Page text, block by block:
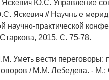
Ю.С. Управление
Яскевич // Научные
научно-практической
2015. С. 75-78.
Уметь вести переговоры:
/ М.М. Лебедева. - М.: